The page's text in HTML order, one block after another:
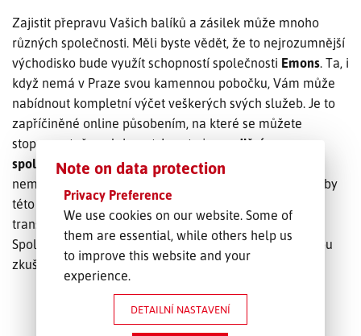
SLEDOVÁNÍ ZÁSILKY
POPTÁVKA PŘEPRAVY
Zajistit přepravu Vašich balíků a zásilek může mnoho
různých společnosti. Měli byste vědět, že to nejrozumnější
východisko bude využít schopností společnosti Emons. Ta, i
když nemá v Praze svou kamennou pobočku, Vám může
nabídnout kompletní výčet veškerých svých služeb. Je to
zapříčiněné online působením, na které se můžete
stoprocentně spolehnout. I proto je
spediční
společnostEmons tak moc oblíbená i ve městech, kde
nemá přímo své zastoupení. Určitě se tedy vyplatí služby
této společnosti využít tehdy, když byste rádi využili
transport po souši, po vodě, anebo třeba ve vzduchu.
Spolupráce se společností Emons bude pro Vás kladnou
zkušeností.
Note on data protection
Privacy Preference
We use cookies on our website. Some of
them are essential, while others help us
to improve this website and your
experience.
DETAILNÍ NASTAVENÍ